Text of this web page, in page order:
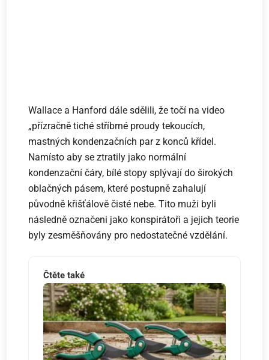
Wallace a Hanford dále sdělili, že točí na video
„přízračně tiché stříbrné proudy tekoucích,
mastných kondenzačních par z konců křídel.
Namísto aby se ztratily jako normální
kondenzační čáry, bílé stopy splývají do širokých
oblačných pásem, které postupně zahalují
původně křišťálově čisté nebe. Tito muži byli
následně označeni jako konspirátoři a jejich teorie
byly zesměšňovány pro nedostatečné vzdělání.
Čtěte také